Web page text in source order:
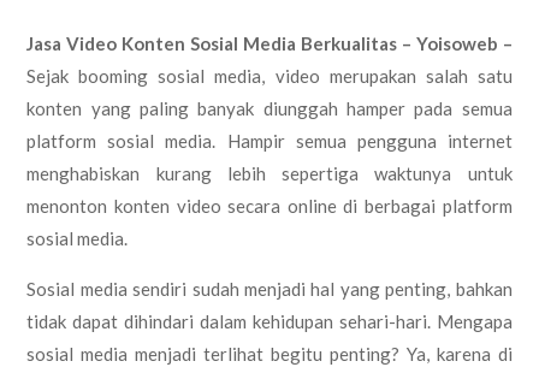
Jasa Video Konten Sosial Media Berkualitas – Yoisoweb –
Sejak booming sosial media, video merupakan salah satu
konten yang paling banyak diunggah hamper pada semua
platform sosial media. Hampir semua pengguna internet
menghabiskan kurang lebih sepertiga waktunya untuk
menonton konten video secara online di berbagai platform
sosial media.
Sosial media sendiri sudah menjadi hal yang penting, bahkan
tidak dapat dihindari dalam kehidupan sehari-hari. Mengapa
sosial media menjadi terlihat begitu penting? Ya, karena di